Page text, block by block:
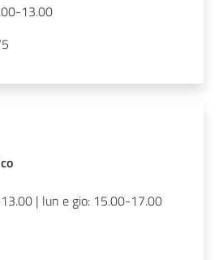
13.00
| lun e gio: 15.00-17.00